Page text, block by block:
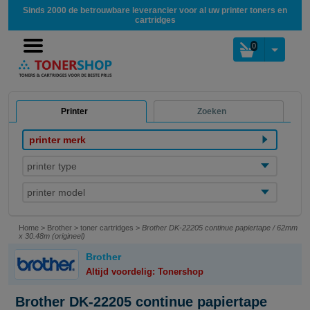
Sinds 2000 de betrouwbare leverancier voor al uw printer toners en
cartridges
0
Printer Zoeken
printer merk
printer type
printer model
Home > Brother > toner cartridges > Brother DK-22205 continue papiertape / 62mm
x 30.48m (origineel)
Brother
Altijd voordelig: Tonershop
Brother DK-22205 continue papiertape